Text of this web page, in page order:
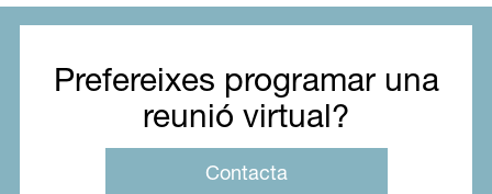
Prefereixes programar una
reunió virtual?
Contacta